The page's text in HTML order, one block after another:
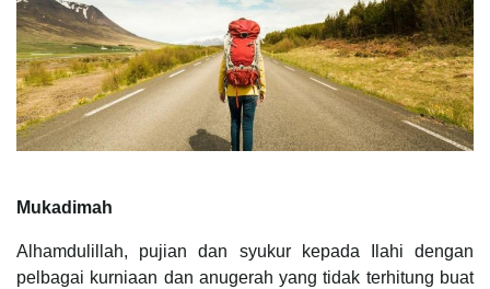
Mukadimah
Alhamdulillah, pujian dan syukur kepada Ilahi dengan
pelbagai kurniaan dan anugerah yang tidak terhitung buat